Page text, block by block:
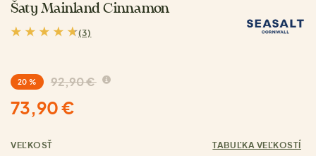
Šaty Mainland Cinnamon
(3)
20 % 92,90 €
73,90 €
VEĽKOSŤ TABUĽKA VEĽKOSTÍ